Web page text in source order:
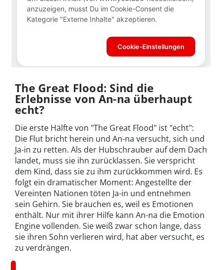
The Great Flood: Sind die
Erlebnisse von An-na überhaupt
echt?
Die erste Hälfte von "The Great Flood" ist "echt":
Die Flut bricht herein und An-na versucht, sich und
Ja-in zu retten. Als der Hubschrauber auf dem Dach
landet, muss sie ihn zurücklassen. Sie verspricht
dem Kind, dass sie zu ihm zurückkommen wird. Es
folgt ein dramatischer Moment: Angestellte der
Vereinten Nationen töten Ja-in und entnehmen
sein Gehirn. Sie brauchen es, weil es Emotionen
enthält. Nur mit ihrer Hilfe kann An-na die Emotion
Engine vollenden. Sie weiß zwar schon lange, dass
sie ihren Sohn verlieren wird, hat aber versucht, es
zu verdrängen.